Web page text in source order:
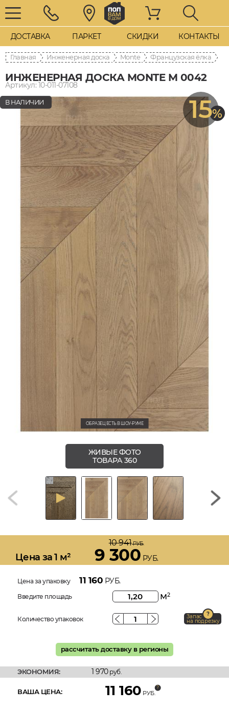
ДОСТАВКА ПАРКЕТ СКИДКИ КОНТАКТЫ
Главная Инженерная доска Monte Французская ёлка
ИНЖЕНЕРНАЯ ДОСКА MONTE M 0042
Артикул: 10-011-07108
15%
В НАЛИЧИИ
ОБРАЗЕЦ ЕСТЬ В ШОУ-РУМЕ
ЖИВЫЕ ФОТО
ТОВАРА 360
Цена за 1 м²
10 941РУБ.
9 300 РУБ.
Цена за упаковку 11 160 РУБ.
Введите площадь м2
Количество упаковок Запас
на подрезку
рассчитать доставку в регионы
ЭКОНОМИЯ: 1 970руб.
ВАША ЦЕНА: 11 160 РУБ.